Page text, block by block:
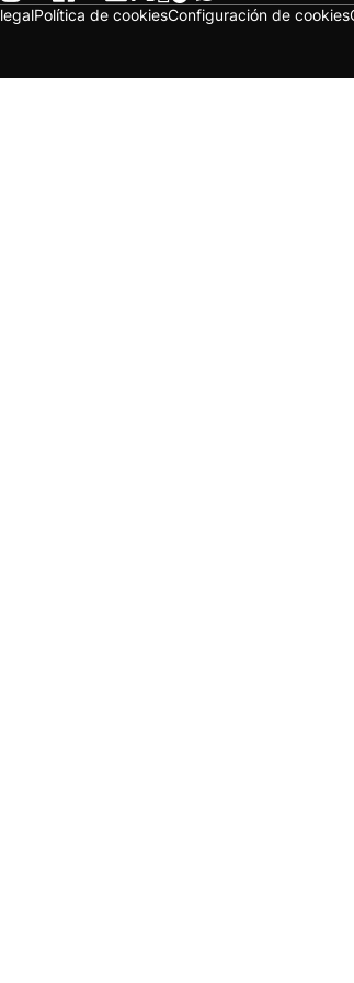
Política de cookiesConfiguración de cookies